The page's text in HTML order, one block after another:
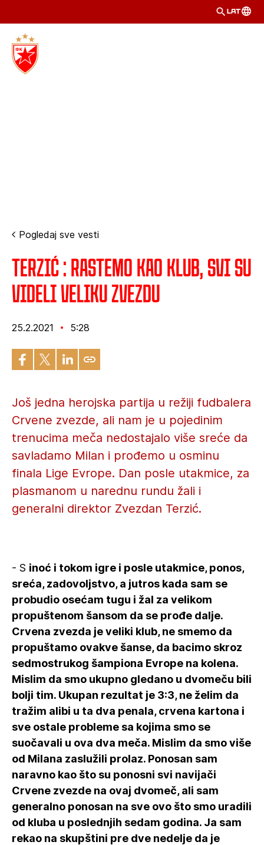
LAT
Pogledaj sve vesti
Terzić : Rastemo kao klub, svi su
videli veliku Zvezdu
25.2.2021 5:28
Još jedna herojska partija u režiji fudbalera
Crvene zvezde, ali nam je u pojedinim
trenucima meča nedostajalo više sreće da
savladamo Milan i prođemo u osminu
finala Lige Evrope. Dan posle utakmice, za
plasmanom u narednu rundu žali i
generalni direktor Zvezdan Terzić.
- S inoć i tokom igre i posle utakmice, ponos,
sreća, zadovoljstvo, a jutros kada sam se
probudio osećam tugu i žal za velikom
propuštenom šansom da se prođe dalje.
Crvena zvezda je veliki klub, ne smemo da
propuštamo ovakve šanse, da bacimo skroz
sedmostrukog šampiona Evrope na kolena.
Mislim da smo ukupno gledano u dvomeču bili
bolji tim. Ukupan rezultat je 3:3, ne želim da
tražim alibi u ta dva penala, crvena kartona i
sve ostale probleme sa kojima smo se
suočavali u ova dva meča. Mislim da smo više
od Milana zaslužili prolaz. Ponosan sam
naravno kao što su ponosni svi navijači
Crvene zvezde na ovaj dvomeč, ali sam
generalno ponosan na sve ovo što smo uradili
od kluba u poslednjih sedam godina. Ja sam
rekao na skupštini pre dve nedelje da je